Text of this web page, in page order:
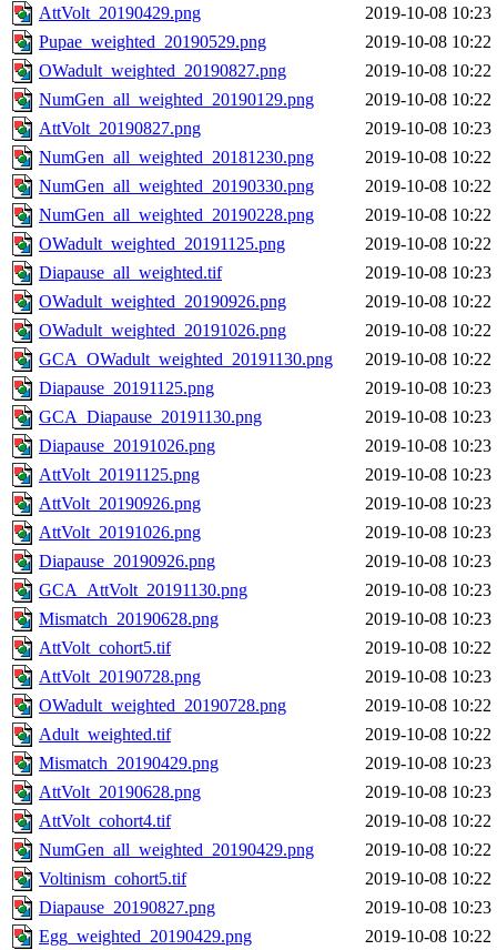
AttVolt_20190429.png
2019-10-08 10:23
Pupae_weighted_20190529.png
2019-10-08 10:22
OWadult_weighted_20190827.png
2019-10-08 10:22
NumGen_all_weighted_20190129.png
2019-10-08 10:22
AttVolt_20190827.png
2019-10-08 10:23
NumGen_all_weighted_20181230.png
2019-10-08 10:22
NumGen_all_weighted_20190330.png
2019-10-08 10:22
NumGen_all_weighted_20190228.png
2019-10-08 10:22
OWadult_weighted_20191125.png
2019-10-08 10:22
Diapause_all_weighted.tif
2019-10-08 10:23
OWadult_weighted_20190926.png
2019-10-08 10:22
OWadult_weighted_20191026.png
2019-10-08 10:22
GCA_OWadult_weighted_20191130.png
2019-10-08 10:22
Diapause_20191125.png
2019-10-08 10:23
GCA_Diapause_20191130.png
2019-10-08 10:23
Diapause_20191026.png
2019-10-08 10:23
AttVolt_20191125.png
2019-10-08 10:23
AttVolt_20190926.png
2019-10-08 10:23
AttVolt_20191026.png
2019-10-08 10:23
Diapause_20190926.png
2019-10-08 10:23
GCA_AttVolt_20191130.png
2019-10-08 10:23
Mismatch_20190628.png
2019-10-08 10:23
AttVolt_cohort5.tif
2019-10-08 10:22
AttVolt_20190728.png
2019-10-08 10:23
OWadult_weighted_20190728.png
2019-10-08 10:22
Adult_weighted.tif
2019-10-08 10:22
Mismatch_20190429.png
2019-10-08 10:23
AttVolt_20190628.png
2019-10-08 10:23
AttVolt_cohort4.tif
2019-10-08 10:22
NumGen_all_weighted_20190429.png
2019-10-08 10:22
Voltinism_cohort5.tif
2019-10-08 10:22
Diapause_20190827.png
2019-10-08 10:23
Egg_weighted_20190429.png
2019-10-08 10:22